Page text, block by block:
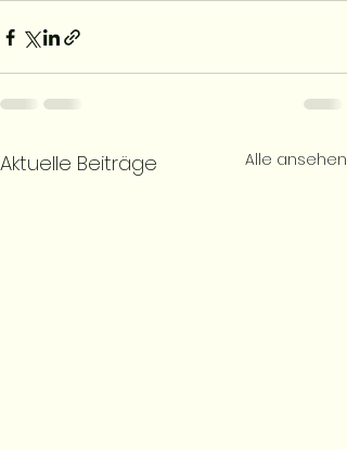
Aktuelle Beiträge Alle ansehen